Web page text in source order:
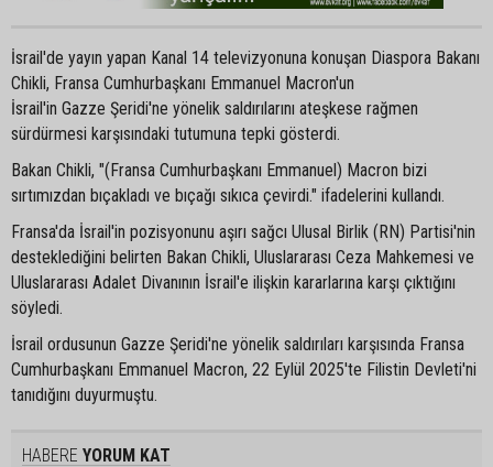
İsrail'de yayın yapan Kanal 14 televizyonuna konuşan Diaspora Bakanı
Chikli, Fransa Cumhurbaşkanı Emmanuel Macron'un
İsrail'in Gazze Şeridi'ne yönelik saldırılarını ateşkese rağmen
sürdürmesi karşısındaki tutumuna tepki gösterdi.
Bakan Chikli, "(Fransa Cumhurbaşkanı Emmanuel) Macron bizi
sırtımızdan bıçakladı ve bıçağı sıkıca çevirdi." ifadelerini kullandı.
Fransa'da İsrail'in pozisyonunu aşırı sağcı Ulusal Birlik (RN) Partisi'nin
desteklediğini belirten Bakan Chikli, Uluslararası Ceza Mahkemesi ve
Uluslararası Adalet Divanının İsrail'e ilişkin kararlarına karşı çıktığını
söyledi.
İsrail ordusunun Gazze Şeridi'ne yönelik saldırıları karşısında Fransa
Cumhurbaşkanı Emmanuel Macron, 22 Eylül 2025'te Filistin Devleti'ni
tanıdığını duyurmuştu.
HABERE YORUM KAT